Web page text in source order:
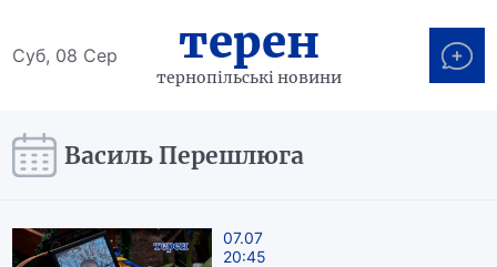
Суб, 08 Сер терен
тернопільські новини
Василь Перешлюга
07.07
20:45